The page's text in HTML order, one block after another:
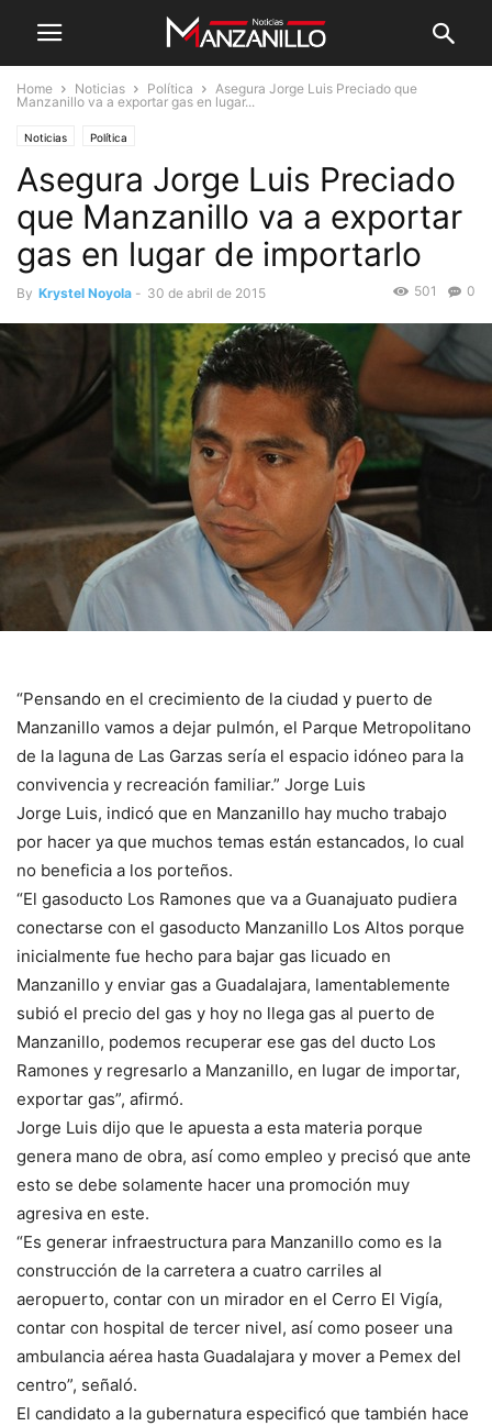
Home Noticias Política
Asegura Jorge Luis Preciado que
Manzanillo va a exportar gas en lugar...
Noticias Política
Asegura Jorge Luis Preciado
que Manzanillo va a exportar
gas en lugar de importarlo
By Krystel Noyola - 30 de abril de 2015 0
501
“Pensando en el crecimiento de la ciudad y puerto de
Manzanillo vamos a dejar pulmón, el Parque Metropolitano
de la laguna de Las Garzas sería el espacio idóneo para la
convivencia y recreación familiar.” Jorge Luis
Jorge Luis, indicó que en Manzanillo hay mucho trabajo
por hacer ya que muchos temas están estancados, lo cual
no beneficia a los porteños.
“El gasoducto Los Ramones que va a Guanajuato pudiera
conectarse con el gasoducto Manzanillo Los Altos porque
inicialmente fue hecho para bajar gas licuado en
Manzanillo y enviar gas a Guadalajara, lamentablemente
subió el precio del gas y hoy no llega gas al puerto de
Manzanillo, podemos recuperar ese gas del ducto Los
Ramones y regresarlo a Manzanillo, en lugar de importar,
exportar gas”, afirmó.
Jorge Luis dijo que le apuesta a esta materia porque
genera mano de obra, así como empleo y precisó que ante
esto se debe solamente hacer una promoción muy
agresiva en este.
“Es generar infraestructura para Manzanillo como es la
construcción de la carretera a cuatro carriles al
aeropuerto, contar con un mirador en el Cerro El Vigía,
contar con hospital de tercer nivel, así como poseer una
ambulancia aérea hasta Guadalajara y mover a Pemex del
centro”, señaló.
El candidato a la gubernatura especificó que también hace